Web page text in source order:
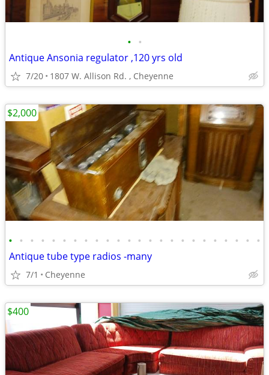
• •
Antique Ansonia regulator ,120 yrs old
7/20 1807 W. Allison Rd. , Cheyenne
• • • • • • • • • • • • • • • • • • • • • • • •
Antique tube type radios -many
7/1 Cheyenne
$2,000
$400